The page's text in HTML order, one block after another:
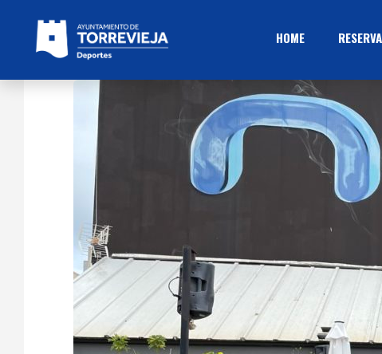
HOME